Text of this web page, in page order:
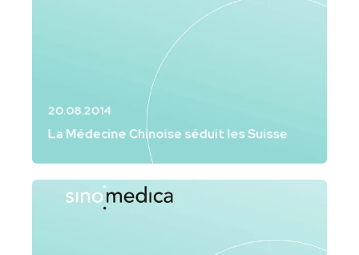
20.08.2014
La Médecine Chinoise séduit les Suisse